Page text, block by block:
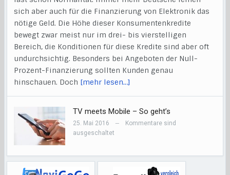
sich aber auch für die Finanzierung von Elektronik das
nötige Geld. Die Höhe dieser Konsumentenkredite
bewegt zwar meist nur im drei- bis vierstelligen
Bereich, die Konditionen für diese Kredite sind aber oft
undurchsichtig. Besonders bei Angeboten der Null-
Prozent-Finanzierung sollten Kunden genau
hinschauen. Doch [mehr lesen…]
TV meets Mobile – So geht’s
25. Mai 2016 —
Kommentare sind
ausgeschaltet